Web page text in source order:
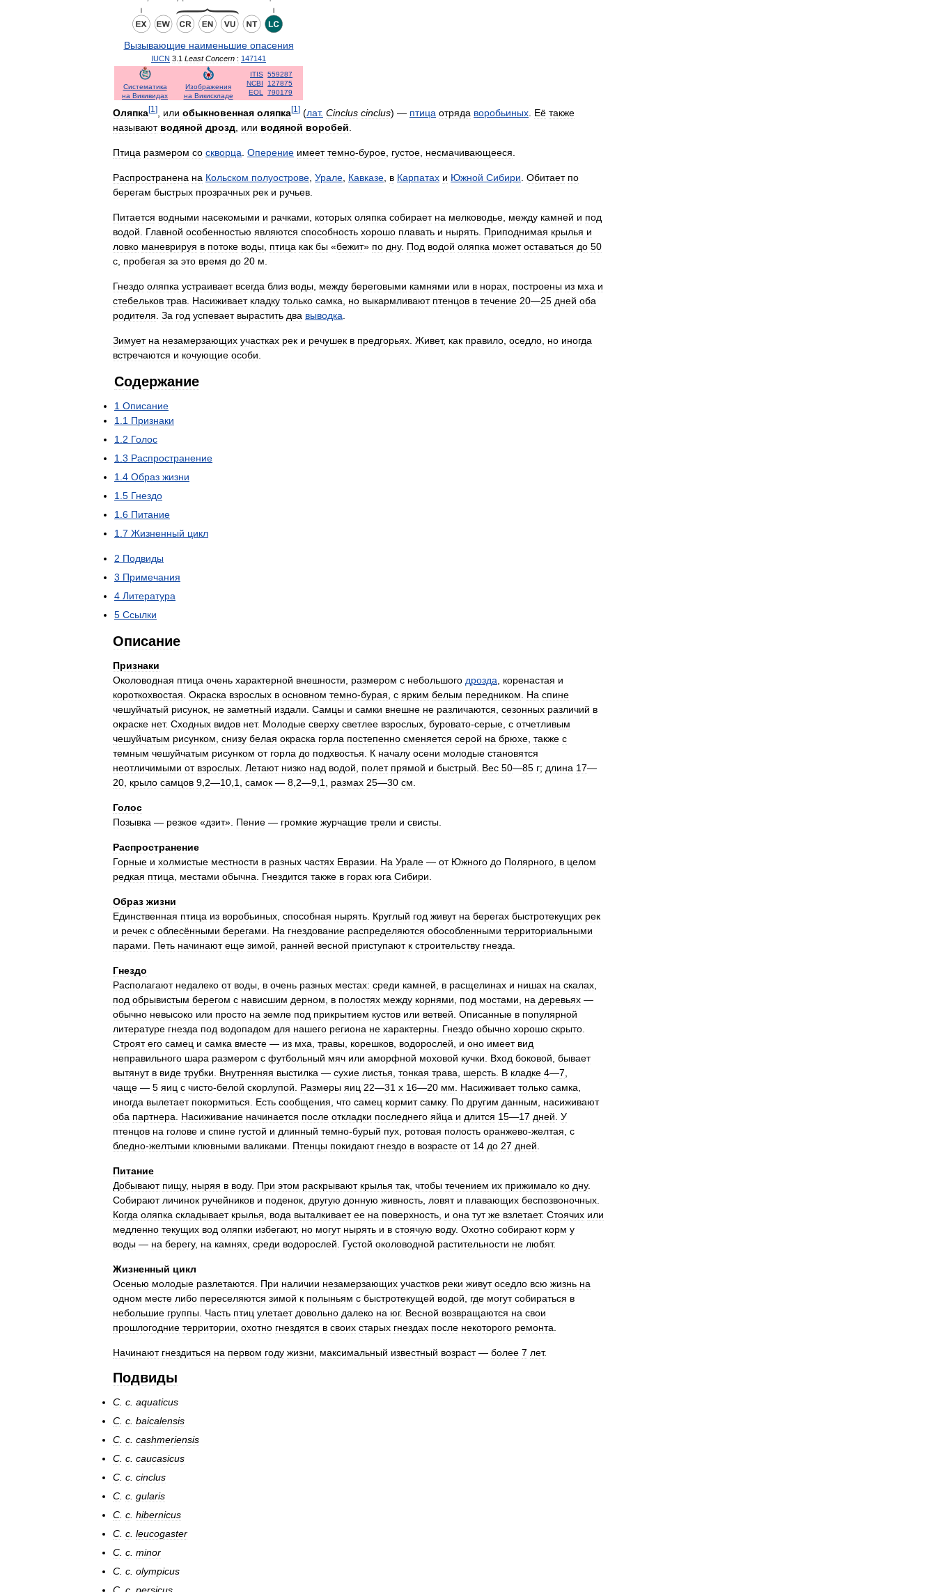
Вызывающие наименьшие опасения
IUCN 3 1 Least Concern : 147141
Систематика
на Викивидах
Изображения
на Викискладе
ITIS 559287
NCBI
127875
EOL
790179
Оляпка[1 ] или обыкновенная оляпка[1 ] (лат. Cinclus cinclus) — птица отряда воробьиных Её также
называют водяной дрозд или водяной воробей
Птица размером со скворца Оперение имеет темно-бурое густое несмачивающееся
Распространена на Кольском полуострове Урале Кавказе в Карпатах и Южной Сибири Обитает по
берегам быстрых прозрачных рек и ручьев
Питается водными насекомыми и рачками которых оляпка собирает на мелководье между камней и под
водой
Главной особенностью являются способность хорошо плавать и нырять Приподнимая крылья и
ловко маневрируя в потоке воды птица как бы «бежит» по дну. Под водой оляпка может оставаться до 50
с пробегая за это время до 20 м
Гнездо оляпка устраивает всегда близ воды между береговыми камнями или в норах построены из мха и
стебельков трав Насиживает кладку только самка но выкармливают птенцов в течение 20—25 дней оба
родителя За год успевает вырастить два выводка
Зимует на незамерзающих участках рек и речушек в предгорьях Живет, как правило оседло но иногда
встречаются и кочующие особи
Содержание
1 Описание
1 1 Признаки
1 2 Голос
1 3 Распространение
1 4 Образ жизни
1 5 Гнездо
1 6 Питание
1 7 Жизненный цикл
2 Подвиды
3 Примечания
4 Литература
5 Ссылки
Описание
Признаки
Околоводная птица очень характерной внешности размером с небольшого дрозда коренастая и
короткохвостая Окраска взрослых в основном темно-бурая с ярким белым передником На спине
чешуйчатый рисунок не заметный издали Самцы и самки внешне не различаются сезонных различий в
окраске нет. Сходных видов нет. Молодые сверху светлее взрослых буровато-серые с отчетливым
чешуйчатым рисунком снизу белая окраска горла постепенно сменяется серой на брюхе также с
темным чешуйчатым рисунком от горла до подхвостья К началу осени молодые становятся
неотличимыми от взрослых Летают низко над водой полет прямой и быстрый Вес 50—85 г; длина 17—
20 крыло самцов 9 2—10 1 самок — 8 2—9 1 размах 25—30 см
Голос
Позывка — резкое «дзит». Пение — громкие журчащие трели и свисты
Распространение
Горные и холмистые местности в разных частях Евразии На Урале — от Южного до Полярного в целом
редкая птица местами обычна Гнездится также в горах юга Сибири
Образ жизни
Единственная птица из воробьиных способная нырять Круглый год живут на берегах быстротекущих рек
и речек с облесёнными берегами На гнездование распределяются обособленными территориальными
парами
Петь начинают еще зимой ранней весной приступают к строительству гнезда
Гнездо
Располагают недалеко от воды в очень разных местах: среди камней в расщелинах и нишах на скалах
под обрывистым берегом с нависшим дерном в полостях между корнями под мостами на деревьях —
обычно невысоко или просто на земле под прикрытием кустов или ветвей Описанные в популярной
литературе гнезда под водопадом для нашего региона не характерны Гнездо обычно хорошо скрыто
Строят его самец и самка вместе — из мха травы корешков водорослей и оно имеет вид
неправильного шара размером с футбольный мяч или аморфной моховой кучки Вход боковой бывает
вытянут в виде трубки Внутренняя выстилка — сухие листья тонкая трава шерсть В кладке 4—7
чаще — 5 яиц с чисто-белой скорлупой Размеры яиц 22—31 х 16—20 мм Насиживает только самка
иногда вылетает покормиться Есть сообщения что самец кормит самку. По другим данным
насиживают
оба партнера Насиживание начинается после откладки последнего яйца и длится 15—17 дней У
птенцов на голове и спине густой и длинный темно-бурый пух ротовая полость оранжево-желтая с
бледно-желтыми клювными валиками Птенцы покидают гнездо в возрасте от 14 до 27 дней
Питание
Добывают пищу, ныряя в воду. При этом раскрывают крылья так чтобы течением их прижимало ко дну.
Собирают личинок ручейников и поденок другую донную живность ловят и плавающих беспозвоночных
Когда оляпка складывает крылья вода выталкивает ее на поверхность и она тут же взлетает. Стоячих или
медленно текущих вод оляпки избегают, но могут нырять и в стоячую воду. Охотно собирают корм у
воды — на берегу, на камнях среди водорослей Густой околоводной растительности не любят.
Жизненный цикл
Осенью молодые разлетаются При наличии незамерзающих участков реки живут оседло всю жизнь на
одном месте либо переселяются зимой к полыньям с быстротекущей водой где могут собираться в
небольшие группы Часть птиц улетает довольно далеко на юг. Весной возвращаются на свои
прошлогодние территории охотно гнездятся в своих старых гнездах после некоторого ремонта
Начинают гнездиться на первом году жизни максимальный известный возраст— более 7 лет.
Подвиды
C c aquaticus
C c baicalensis
C c cashmeriensis
C c caucasicus
C c cinclus
C c gularis
C c hibernicus
C c leucogaster
C c minor
C c olympicus
C c persicus